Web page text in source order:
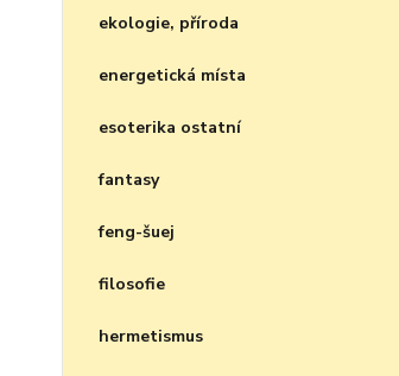
ekologie, příroda
energetická místa
esoterika ostatní
fantasy
feng-šuej
filosofie
hermetismus